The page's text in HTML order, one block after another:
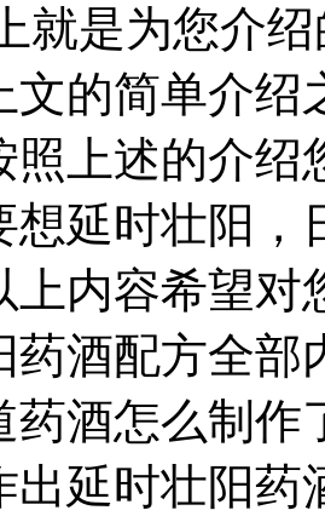
就是为您介
文的简单介绍
照上述的介
想延时壮阳，
上内容希望
药酒配方全
药酒怎么制
出延时壮阳药